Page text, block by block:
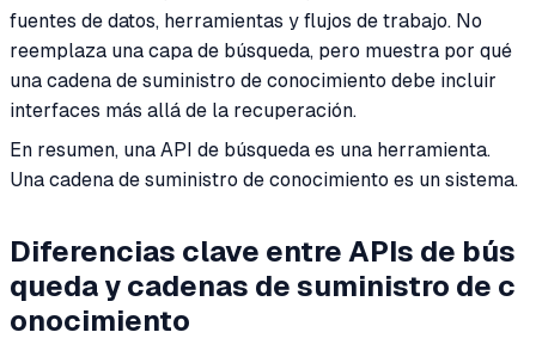
fuentes de datos, herramientas y flujos de trabajo. No
reemplaza una capa de búsqueda, pero muestra por qué
una cadena de suministro de conocimiento debe incluir
interfaces más allá de la recuperación.
En resumen, una API de búsqueda es una herramienta.
Una cadena de suministro de conocimiento es un sistema.
Diferencias clave entre APIs de bús
queda y cadenas de suministro de c
onocimiento